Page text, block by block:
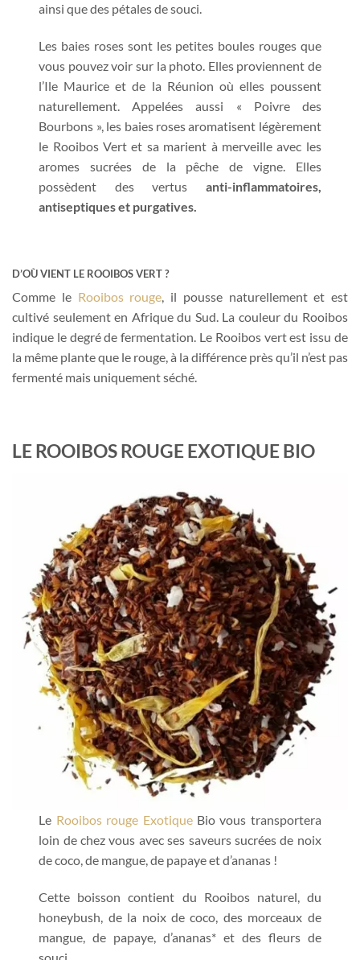
ainsi que des pétales de souci.
Les baies roses sont les petites boules rouges que
vous pouvez voir sur la photo. Elles proviennent de
l’Ile Maurice et de la Réunion où elles poussent
naturellement. Appelées aussi « Poivre des
Bourbons », les baies roses aromatisent légèrement
le Rooibos Vert et sa marient à merveille avec les
aromes sucrées de la pêche de vigne. Elles
possèdent des vertus anti-inflammatoires,
antiseptiques et purgatives.
D’OÙ VIENT LE ROOIBOS VERT ?
Comme le Rooibos rouge, il pousse naturellement et est
cultivé seulement en Afrique du Sud. La couleur du Rooibos
indique le degré de fermentation. Le Rooibos vert est issu de
la même plante que le rouge, à la différence près qu’il n’est pas
fermenté mais uniquement séché.
LE ROOIBOS ROUGE EXOTIQUE BIO
Le Rooibos rouge ExotiqueBio vous transportera
loin de chez vous avec ses saveurs sucrées de noix
de coco, de mangue, de papaye et d’ananas !
Cette boisson contient du Rooibos naturel, du
honeybush, de la noix de coco, des morceaux de
mangue, de papaye, d’ananas* et des fleurs de
souci.